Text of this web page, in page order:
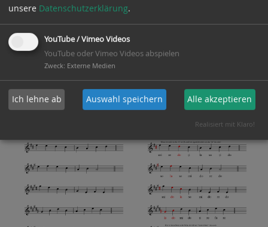
Aufgaben
Wenn Sie die Aufgaben gemeistert haben ... weiter
nächsten Regel.
unsere Datenschutzerklärung.
YouTube / Vimeo Videos
YouTube oder Vimeo Videos abspielen
Zweck: Externe Medien
Ich lehne ab Auswahl speichern Alle akzeptieren
Realisiert mit Klaro!